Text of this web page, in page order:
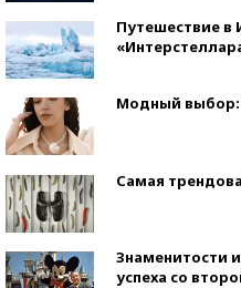
Путешествие в
Модный выбор:
Самая
Знаменитости
успеха со